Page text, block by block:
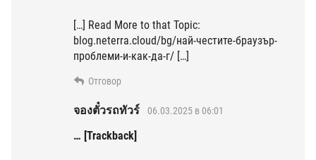
[…] Read More to that Topic:
blog.neterra.cloud/bg/най-честите-браузър-
проблеми-и-как-да-г/ […]
Отговор
จองตั๋วรถทัวร์ 06.03.2025 в 06:01
… [Trackback]